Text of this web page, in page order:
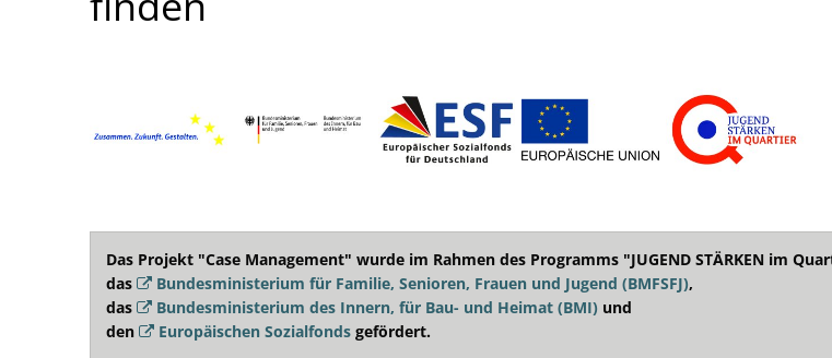
Das Projekt "Case Management" wurde im Rahmen des Programms "JUGEND STÄRKEN im
das
Bundesministerium für Familie, Senioren, Frauen und Jugend (BMFSFJ),
das
Bundesministerium des Innern, für Bau- und Heimat (BMI)und
den
Europäischen Sozialfondsgefördert.